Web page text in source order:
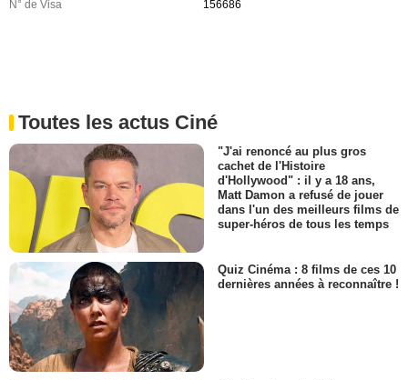
N° de Visa
156686
Toutes les actus Ciné
"J'ai renoncé au plus gros
cachet de l'Histoire
d'Hollywood" : il y a 18 ans,
Matt Damon a refusé de jouer
dans l'un des meilleurs films de
super-héros de tous les temps
Quiz Cinéma : 8 films de ces 10
dernières années à reconnaître !